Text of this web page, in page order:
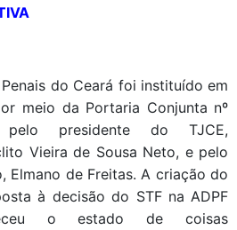
do Ceará foi instituído em
meio da Portaria Conjunta nº
pelo presidente do TJCE,
Vieira de Sousa Neto, e pelo
Elmano de Freitas. A criação do
à decisão do STF na ADPF
o estado de coisas